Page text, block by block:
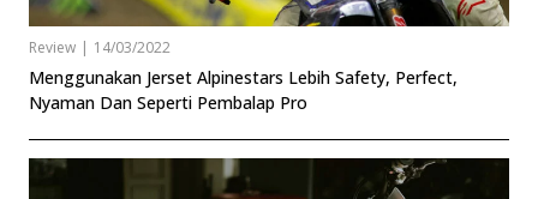
Review | 14/03/2022
Menggunakan Jerset Alpinestars Lebih Safety, Perfect,
Nyaman Dan Seperti Pembalap Pro